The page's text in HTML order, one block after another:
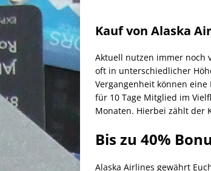
Kauf von Alaska
Aktuell nutzen immer noch
oft in unterschiedlicher
Vergangenheit können
für 10 Tage Mitglied im
Monaten. Hierbei zählt der
Bis zu 40%
Alaska Airlines gewährt